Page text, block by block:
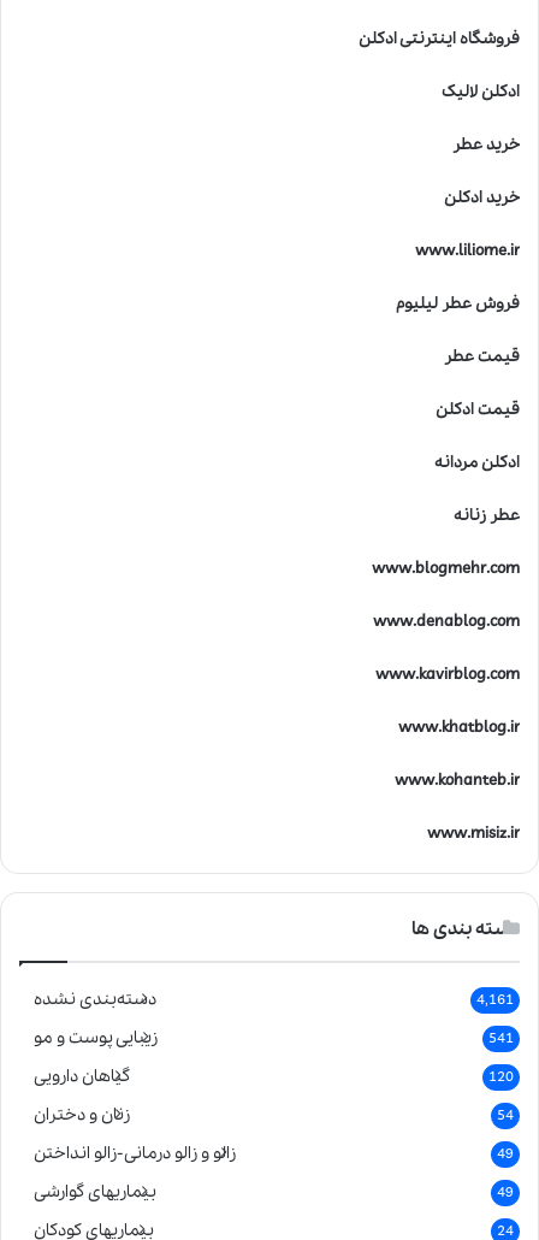
فروشگاه اینترنتی ادکلن
ادکلن لالیک
خرید عطر
خرید ادکلن
www.liliome.ir
فروش عطر لیلیوم
قیمت عطر
قیمت ادکلن
ادکلن مردانه
عطر زنانه
www.blogmehr.com
www.denablog.com
www.kavirblog.com
www.khatblog.ir
www.kohanteb.ir
www.misiz.ir
دسته بندی ها
دسته‌بندی نشده 4,161
زیبایی پوست و مو 541
گیاهان دارویی 120
زنان و دختران 54
زالو و زالو درمانی-زالو انداختن 49
بیماریهای گوارشی 49
بیماریهای کودکان 24